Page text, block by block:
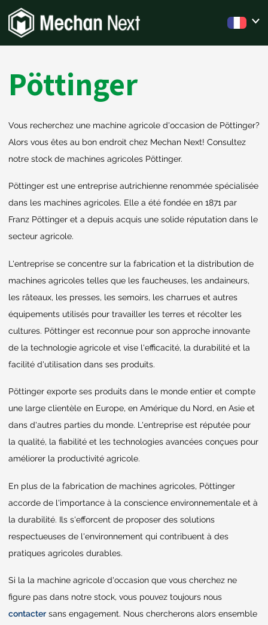
Pöttinger
Vous recherchez une machine agricole d'occasion de Pöttinger?
Alors vous êtes au bon endroit chez Mechan Next! Consultez
notre stock de machines agricoles Pöttinger.
Pöttinger est une entreprise autrichienne renommée spécialisée
dans les machines agricoles. Elle a été fondée en 1871 par
Franz Pöttinger et a depuis acquis une solide réputation dans le
secteur agricole.
L'entreprise se concentre sur la fabrication et la distribution de
machines agricoles telles que les faucheuses, les andaineurs,
les râteaux, les presses, les semoirs, les charrues et autres
équipements utilisés pour travailler les terres et récolter les
cultures. Pöttinger est reconnue pour son approche innovante
de la technologie agricole et vise l'efficacité, la durabilité et la
facilité d'utilisation dans ses produits.
Pöttinger exporte ses produits dans le monde entier et compte
une large clientèle en Europe, en Amérique du Nord, en Asie et
dans d'autres parties du monde. L'entreprise est réputée pour
la qualité, la fiabilité et les technologies avancées conçues pour
améliorer la productivité agricole.
En plus de la fabrication de machines agricoles, Pöttinger
accorde de l'importance à la conscience environnementale et à
la durabilité. Ils s'efforcent de proposer des solutions
respectueuses de l'environnement qui contribuent à des
pratiques agricoles durables.
Si la la machine agricole d'occasion que vous cherchez ne
figure pas dans notre stock, vous pouvez toujours nous
contacter sans engagement. Nous chercherons alors ensemble